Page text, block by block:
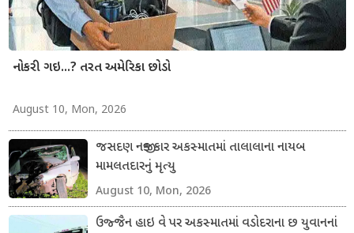
નોકરી ગઇ...? તરત અમેરિકા છોડો
August 10, Mon, 2026
જસદણ નજીક કાર અકસ્માતમાં તાલાલાના નાયબ
મામલતદારનું મૃત્યુ
August 10, Mon, 2026
ઉજ્જૈન હાઇ વે પર અકસ્માતમાં વડોદરાના છ યુવાનનાં